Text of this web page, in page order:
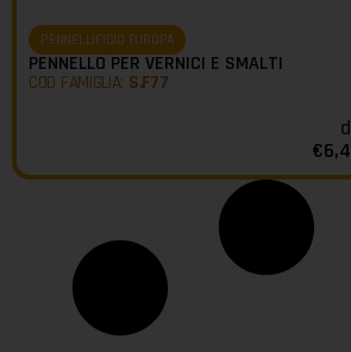
PENNELLIFICIO EUROPA
PENNELLO PER VERNICI E SMALTI
COD FAMIGLIA: S.F77
€